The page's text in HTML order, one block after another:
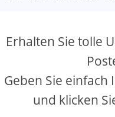
Erhalten Sie tolle
Geben Sie einfach
und klicken